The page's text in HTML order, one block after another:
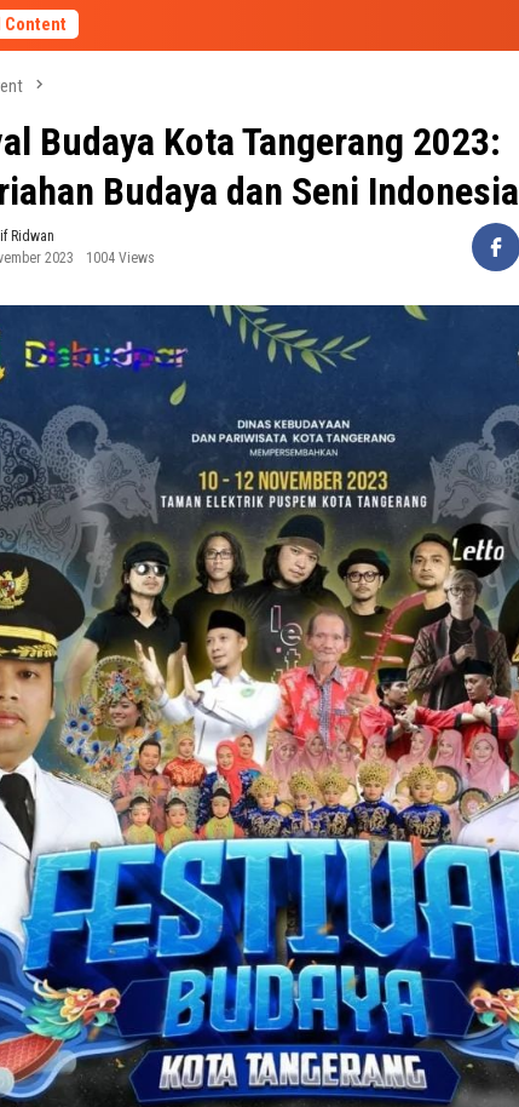
Content
Budaya Kota Tangerang 2023:
Budaya dan Seni Indonesia
Ridwan
2023
1004 Views